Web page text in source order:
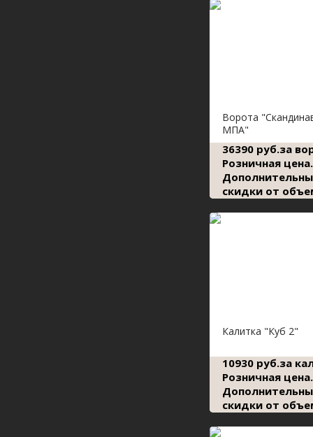
Ворота
МПА"
36390 руб.за
Розничная цена.
скидки от
Калитка "Куб 2"
10930 руб.за
Розничная цена.
скидки от